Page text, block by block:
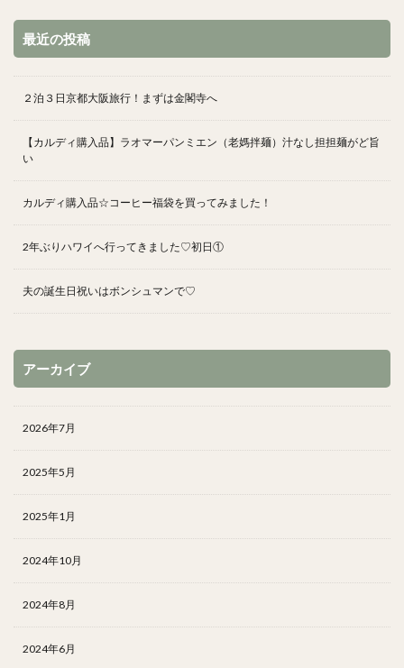
最近の投稿
２泊３日京都大阪旅行！まずは金閣寺へ
【カルディ購入品】ラオマーパンミエン（老媽拌麺）汁なし担担麺がど旨
い
カルディ購入品☆コーヒー福袋を買ってみました！
2年ぶりハワイへ行ってきました♡初日①
夫の誕生日祝いはボンシュマンで♡
アーカイブ
2026年7月
2025年5月
2025年1月
2024年10月
2024年8月
2024年6月